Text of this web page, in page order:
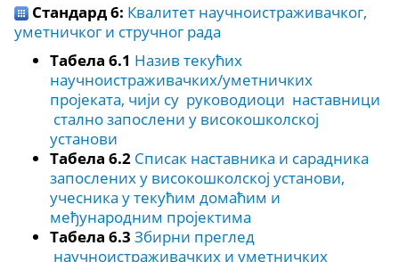
Стандард 6: Квалитет научноистраживачког,
уметничког и стручног рада
Табела 6.1 Назив текућих
научноистраживачких/уметничких
пројеката, чији су руководиоци наставници
стално запослени у високошколској
установи
Табела 6.2 Списак наставника и сарадника
запослених у високошколској установи,
учесника у текућим домаћим и
међународним пројектима
Табела 6.3 Збирни преглед
научноистраживачких и уметничких